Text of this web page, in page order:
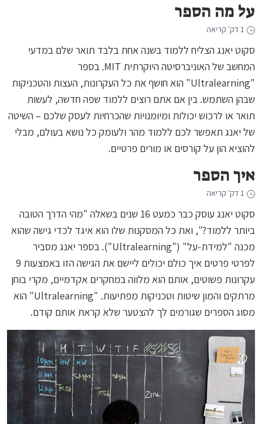
על מה הספר
סקוט יאנג הצליח ללמוד בשנה אחת בלבד תואר שלם במדעי
המחשב של האוניברסיטה היוקרתית MIT. בספר
"Ultralearning" הוא חושף את כל העקרונות, העצות והטכניקות
שבהן השתמש. בין אם אתם רוצים ללמוד שפה חדשה, לעשות
תואר או לרכוש יכולות ומיומנויות שהכרחיות לעסק שלכם – השיטה
של יאנג תאפשר לכם ללמוד מהר ולעומק כל נושא בעולם, מבלי
להוציא הון על קורסים או מורים פרטיים.
איך הספר
סקוט יאנג עוסק כבר כמעט 16 שנים בשאלה "מהי הדרך הטובה
ביותר ללמוד?", ואת כל המסקנות שלו הוא איגד לכדי גישה שהוא
מכנה "למידת-על" ("Ultralearning"). בספר יאנג מסביר
לפרטי פרטים איך כולם יכולים ליישם את הגישה הזו באמצעות 9
עקרונות פשוטים, אותם הוא מלווה במחקרים אקדמיים, מקרי בוחן
מרתקים והמון שיטות וטכניקות מפתיעות. "Ultralearning" הוא
מסוג הספרים שגורמים לך להצטער שלא קראת אותם קודם.